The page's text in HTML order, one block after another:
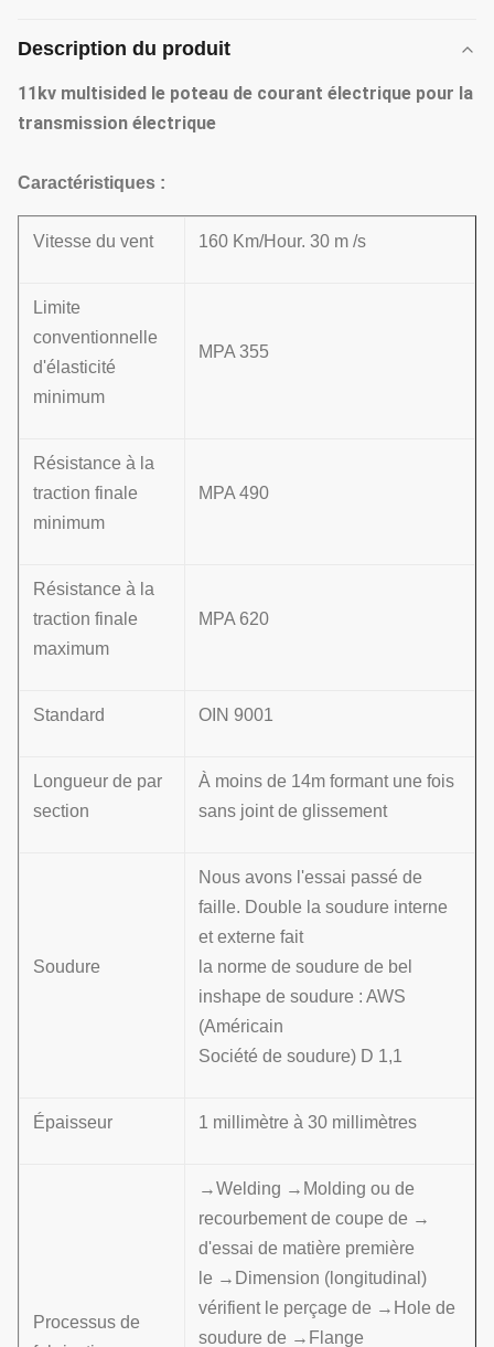
Description du produit
11kv multisided le poteau de courant électrique pour la
transmission électrique
Caractéristiques :
Vitesse du vent 160 Km/Hour. 30 m /s
Limite
conventionnelle
d'élasticité
minimum
MPA 355
Résistance à la
traction finale
minimum
MPA 490
Résistance à la
traction finale
maximum
MPA 620
Standard OIN 9001
Longueur de par
section
À moins de 14m formant une fois
sans joint de glissement
Soudure
Nous avons l'essai passé de
faille. Double la soudure interne
et externe fait
la norme de soudure de bel
inshape de soudure : AWS
(Américain
Société de soudure) D 1,1
Épaisseur 1 millimètre à 30 millimètres
Processus de
→Welding →Molding ou de
recourbement de coupe de →
d'essai de matière première
le →Dimension (longitudinal)
vérifient le perçage de →Hole de
soudure de →Flange